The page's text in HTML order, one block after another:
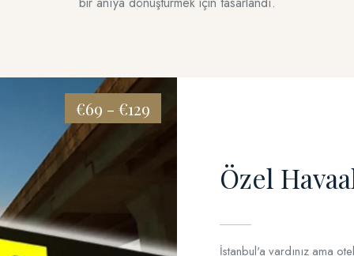
€69 - €129
Özel
İstanbul'a vardınız ama